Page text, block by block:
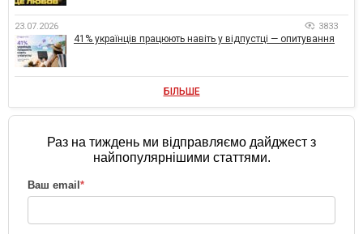
23.07.2026 3833
41% українців працюють навіть у відпустці — опитування
БІЛЬШЕ
Раз на тиждень ми відправляємо дайджест з
найпопулярнішими статтями.
Ваш email*